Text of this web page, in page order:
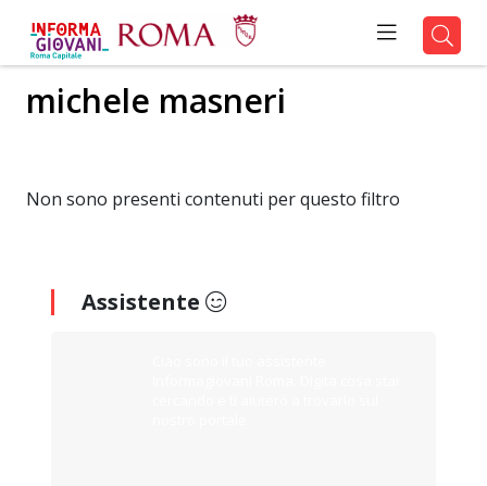
michele masneri
Non sono presenti contenuti per questo filtro
Assistente